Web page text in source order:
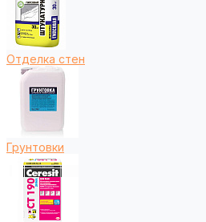
Отделка стен
Грунтовки